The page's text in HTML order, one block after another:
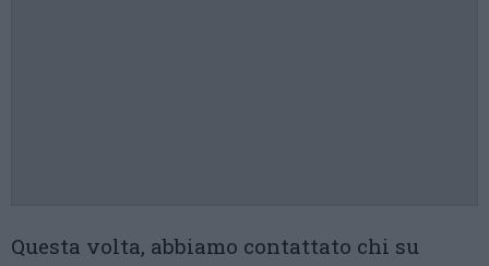
Questa volta, abbiamo contattato chi su